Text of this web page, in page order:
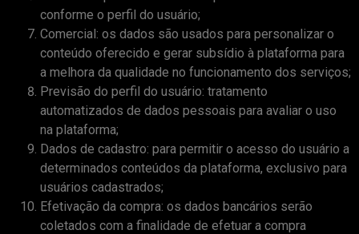
conforme o perfil do usuário;
Comercial: os dados são usados para personalizar o
conteúdo oferecido e gerar subsídio à plataforma para
a melhora da qualidade no funcionamento dos serviços;
Previsão do perfil do usuário: tratamento
automatizados de dados pessoais para avaliar o uso
na plataforma;
Dados de cadastro: para permitir o acesso do usuário a
determinados conteúdos da plataforma, exclusivo para
usuários cadastrados;
Efetivação da compra: os dados bancários serão
coletados com a finalidade de efetuar a compra